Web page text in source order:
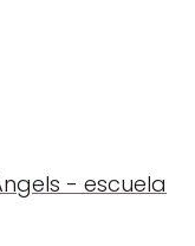
- escuela